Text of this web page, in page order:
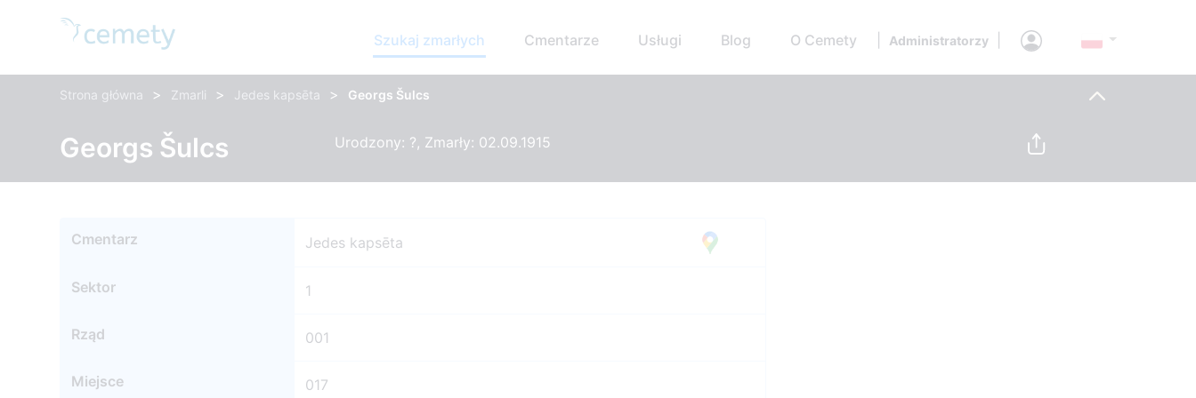
Szukaj zmarłych Cmentarze Usługi Blog O Cemety Administratorzy
Strona główna > Zmarli > Jedes kapsēta > Georgs Šulcs
Georgs Šulcs Urodzony: ?, Zmarły: 02.09.1915
Cmentarz Jedes kapsēta
Sektor 1
Rząd 001
Miejsce 017